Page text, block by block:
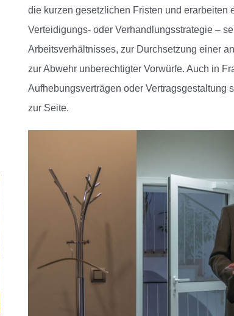
die kurzen gesetzlichen Fristen und erarbeiten
Verteidigungs- oder Verhandlungsstrategie –
Arbeitsverhältnisses, zur Durchsetzung einer
zur Abwehr unberechtigter Vorwürfe. Auch in
Aufhebungsverträgen oder Vertragsgestaltung
zur Seite.